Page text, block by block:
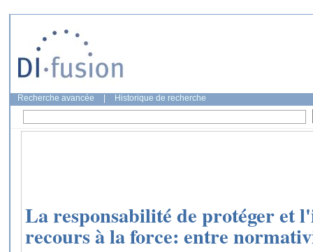
Recherche avancée Historique de recherche
La responsabilité de protéger et
recours à la force: entre